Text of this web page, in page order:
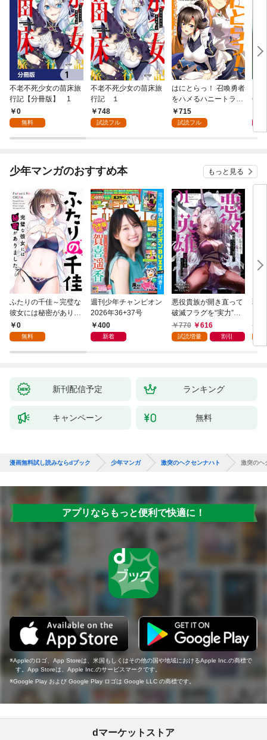
不老不死少女の苗床旅
行記【分冊版】 1
0
無料
不老不死少女の苗床旅
行記 １
748
試読フル
はにとらっ！ 召喚勇者
をハメるハニートラッ
プ包囲網 1
715
試読フル
年9
少年マンガのおすすめ本 もっと見る
ふたりの千佳～完璧な
彼女には秘密がありま
した(1)
0
無料
週刊少年チャンピオン
2026年36+37号
400
新着
悪役貴族が開き直って
破滅フラグを“実力”で
叩き折っていたら、い
つの間にかヒロイン達
770 616
試読増量 割引
弱
新刊配信予定 ランキング
キャンペーン 無料
漫画無料試し読みならdブック 少年マンガ 激突のヘクセンナハト 激突のヘ
アプリならもっと便利で快適に！
Appleのロゴ、App Storeは、米国もしくはその他の国や地域におけるApple Inc.の商標で
す。App Storeは、Apple Inc.のサービスマークです。
Google Play および Google Play ロゴは Google LLC の商標です。
dマーケットストア